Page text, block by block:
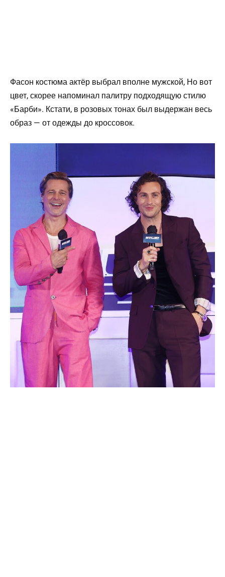
Фасон костюма актёр выбрал вполне мужской, Но вот
цвет, скорее напоминал палитру подходящую стилю
«Барби». Кстати, в розовых тонах был выдержан весь
образ — от одежды до кроссовок.